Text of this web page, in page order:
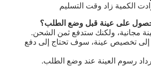
مجانية، ولكنك ستدفع ثمن الشحن.
تخصيص عينة، سوف تحتاج إلى دفع
رسوم العينة عند وضع الطلب.